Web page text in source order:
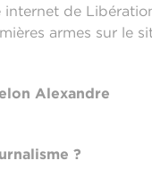
internet de
armes sur le
Alexandre
?